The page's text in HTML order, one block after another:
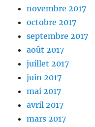
novembre 2017
octobre 2017
septembre 2017
août 2017
juillet 2017
juin 2017
mai 2017
avril 2017
mars 2017